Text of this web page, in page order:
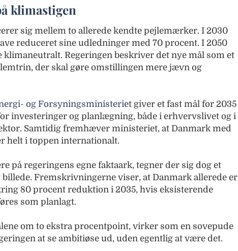
klimastigen
sig mellem to allerede kendte pejlemærker. I 2030
reduceret sine udledninger med 70 procent. I 2050
klimaneutralt. Regeringen beskriver det nye mål som et
der skal gøre omstillingen mere jævn og
og Forsyningsministerietgiver et fast mål for 2035
investeringer og planlægning, både i erhvervslivet og i
Samtidig fremhæver ministeriet, at Danmark med
helt i toppen internationalt.
på regeringens egne faktaark, tegner der sig dog et
Fremskrivningerne viser, at Danmark allerede er
80 procent reduktion i 2035, hvis eksisterende
som planlagt.
om to ekstra procentpoint, virker som en sovepude
at se ambitiøse ud, uden egentlig at være det.